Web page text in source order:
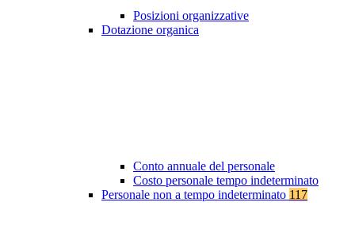
Posizioni organizzative
Dotazione organica
Conto annuale del personale
Costo personale tempo indeterminato
Personale non a tempo indeterminato 117